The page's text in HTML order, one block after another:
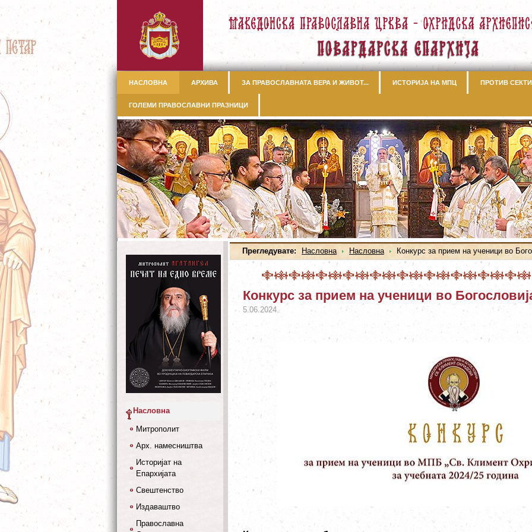
НАСЛОВНА АРХИВА ЗА ПРАВОСЛАВНАТА ВЕРА И ЖИВОТ... ИСТОРИЈА НА МПЦ ПРОТИВ
ГОЛЕМИ ПРАВОСЛАВНИ ПРАЗНИЦИ
Прегледувате: Насловна Насловна Конкурс за прием на ученици во
Конкурс за прием на ученици во
5.06.2024.
Насловна
Митрополит
Арх. намесништва
Историјат на
Епархијата
Свештенство
Издаваштво
Православна